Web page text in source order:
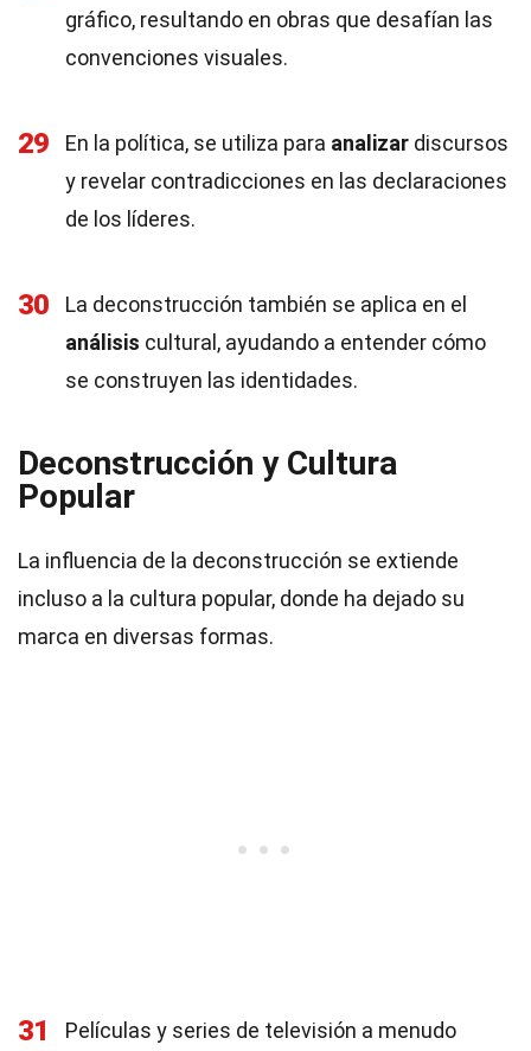
gráfico, resultando en obras que desafían las
convenciones visuales.
29 En la política, se utiliza para analizar discursos
y revelar contradicciones en las declaraciones
de los líderes.
30
La deconstrucción también se aplica en el
análisis cultural, ayudando a entender cómo
se construyen las identidades.
Deconstrucción y Cultura
Popular
La influencia de la deconstrucción se extiende
incluso a la cultura popular, donde ha dejado su
marca en diversas formas.
31 Películas y series de televisión a menudo